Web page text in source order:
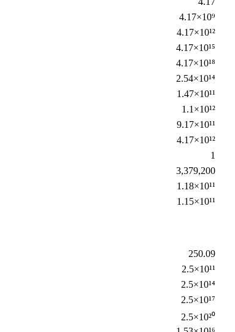
4.17×10⁹
4.17×10¹²
4.17×10¹⁵
4.17×10¹⁸
2.54×10¹⁴
1.47×10¹¹
1.1×10¹²
9.17×10¹¹
4.17×10¹²
1
3,379,200
1.18×10¹¹
1.15×10¹¹
250.09
2.5×10¹¹
2.5×10¹⁴
2.5×10¹⁷
2.5×10²⁰